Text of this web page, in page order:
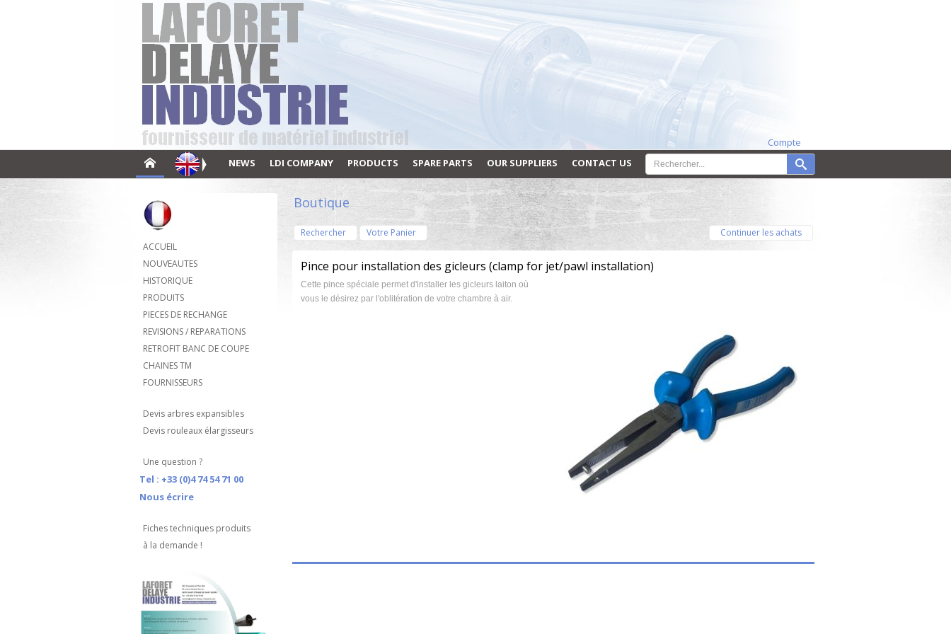
Compte
NEWS
LDI COMPANY PRODUCTS SPARE PARTS OUR SUPPLIERS CONTACT US
ACCUEIL
NOUVEAUTES
HISTORIQUE
PRODUITS
PIECES DE RECHANGE
REVISIONS / REPARATIONS
RETROFIT BANC DE COUPE
CHAINES TM
FOURNISSEURS
Devis arbres expansibles
Devis rouleaux élargisseurs
Une question ?
Tel : +33 (0)4 74 54 71 00
Nous écrire
Fiches techniques produits
à la demande !
Boutique
Rechercher Votre Panier Continuer les achats
Pince pour installation des gicleurs (clamp for jet/pawl installation)
Cette pince spéciale permet d'installer les gicleurs laiton où
vous le désirez par l'oblitération de votre chambre à air.